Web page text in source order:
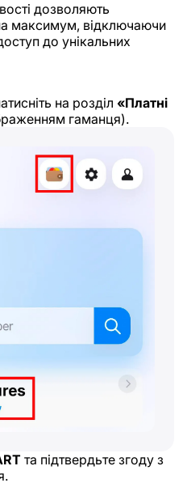
дозволяють
максимум, відключаючи
до унікальних
на розділ «Платні
гаманця).
та підтвердьте згоду з